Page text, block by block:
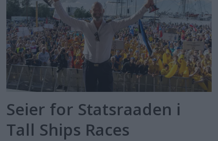
Seier for Statsraaden i
Tall Ships Races